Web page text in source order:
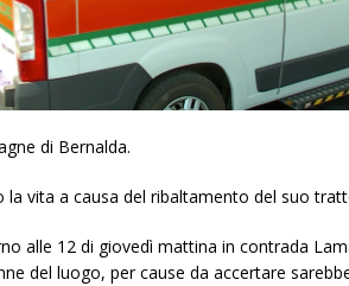
di Bernalda.
la vita a causa del ribaltamento del suo
alle 12 di giovedì mattina in contrada
del luogo, per cause da accertare